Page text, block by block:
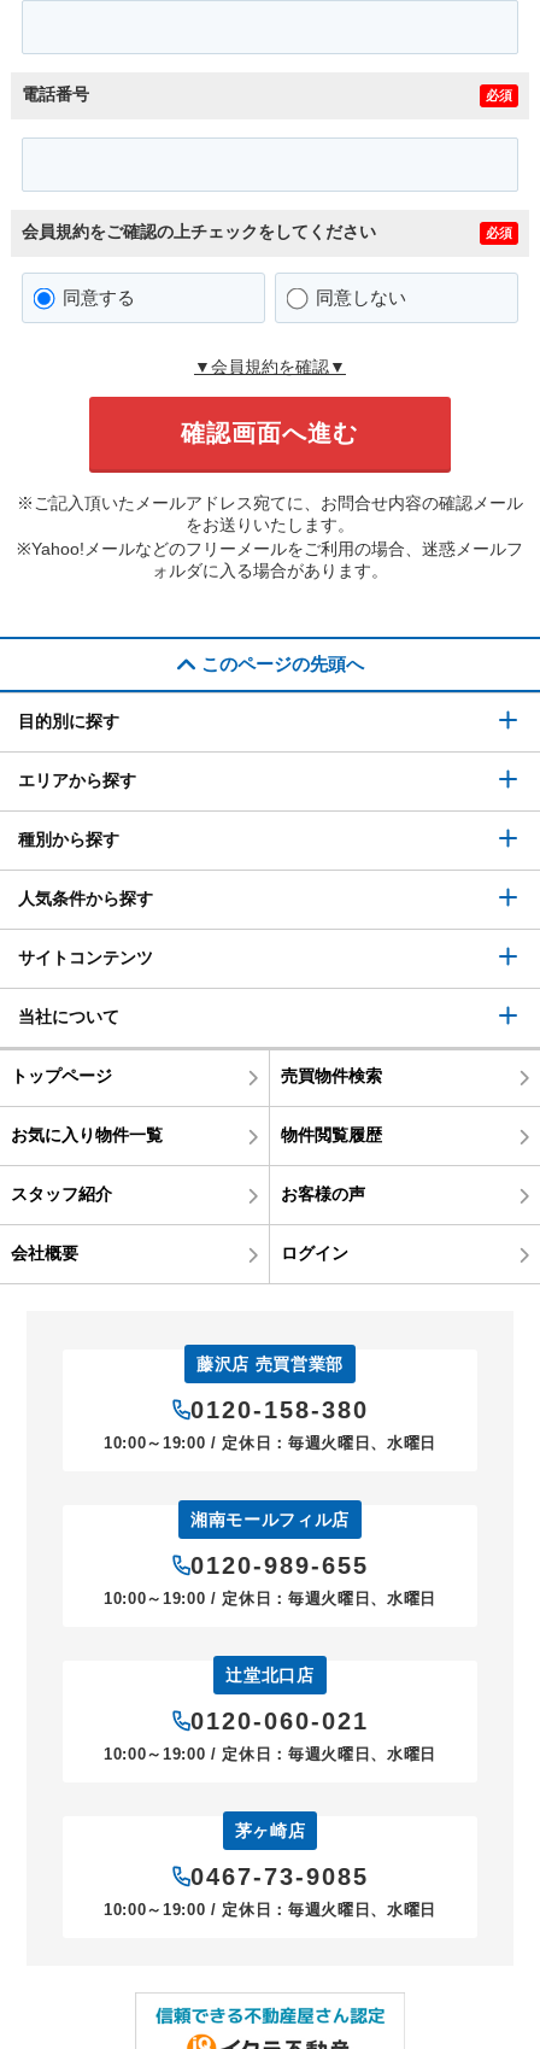
電話番号 必須
会員規約をご確認の上チェックをしてください 必須
同意する 同意しない
▼会員規約を確認▼
※ご記入頂いたメールアドレス宛てに、お問合せ内容の確認メール
をお送りいたします。
※Yahoo!メールなどのフリーメールをご利用の場合、迷惑メールフ
ォルダに入る場合があります。
このページの先頭へ
目的別に探す
エリアから探す
種別から探す
人気条件から探す
サイトコンテンツ
当社について
トップページ 売買物件検索
お気に入り物件一覧 物件閲覧履歴
スタッフ紹介 お客様の声
会社概要 ログイン
藤沢店 売買営業部
0120-158-380
10:00～19:00 / 定休日：毎週火曜日、水曜日
湘南モールフィル店
0120-989-655
10:00～19:00 / 定休日：毎週火曜日、水曜日
辻堂北口店
0120-060-021
10:00～19:00 / 定休日：毎週火曜日、水曜日
茅ヶ崎店
0467-73-9085
10:00～19:00 / 定休日：毎週火曜日、水曜日